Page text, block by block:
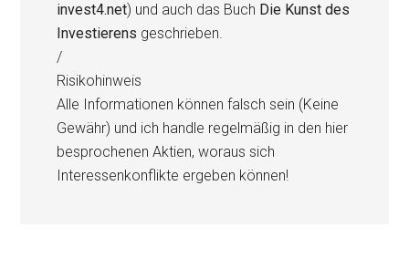
invest4.net) und auch das Buch Die Kunst des
Investierens geschrieben.
/
Risikohinweis
Alle Informationen können falsch sein (Keine
Gewähr) und ich handle regelmäßig in den hier
besprochenen Aktien, woraus sich
Interessenkonflikte ergeben können!